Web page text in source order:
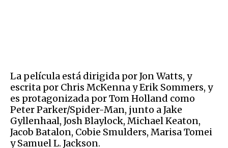
La película está dirigida por Jon Watts, y
escrita por Chris McKenna y Erik Sommers, y
es protagonizada por Tom Holland como
Peter Parker/Spider-Man, junto a Jake
Gyllenhaal, Josh Blaylock, Michael Keaton,
Jacob Batalon, Cobie Smulders, Marisa Tomei
y Samuel L. Jackson.